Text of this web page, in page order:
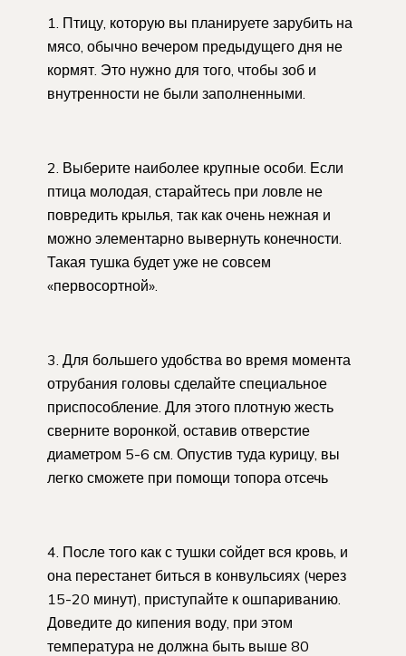
1. Птицу, которую вы планируете зарубить на
мясо, обычно вечером предыдущего дня не
кормят. Это нужно для того, чтобы зоб и
внутренности не были заполненными.
2. Выберите наиболее крупные особи. Если
птица молодая, старайтесь при ловле не
повредить крылья, так как очень нежная и
можно элементарно вывернуть конечности.
Такая тушка будет уже не совсем
«первосортной».
3. Для большего удобства во время момента
отрубания головы сделайте специальное
приспособление. Для этого плотную жесть
сверните воронкой, оставив отверстие
диаметром 5-6 см. Опустив туда курицу, вы
легко сможете при помощи топора отсечь
4. После того как с тушки сойдет вся кровь, и
она перестанет биться в конвульсиях (через
15-20 минут), приступайте к ошпариванию.
Доведите до кипения воду, при этом
температура не должна быть выше 80